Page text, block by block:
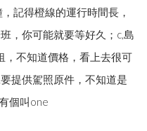
記得橙線的運行時間長，
，你可能就要等好久；c,島
，不知道價格，看上去很可
提供駕照原件，不知道是
個叫one